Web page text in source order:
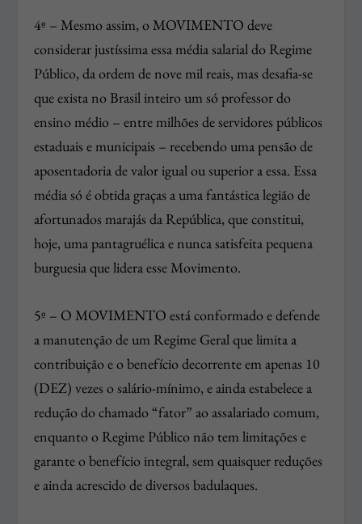
4º – Mesmo assim, o MOVIMENTO deve
considerar justíssima essa média salarial do Regime
Público, da ordem de nove mil reais, mas desafia-se
que exista no Brasil inteiro um só professor do
ensino médio – entre milhões de servidores públicos
estaduais e municipais – recebendo uma pensão de
aposentadoria de valor igual ou superior a essa. Essa
média só é obtida graças a uma fantástica legião de
afortunados marajás da República, que constitui,
hoje, uma pantagruélica e nunca satisfeita pequena
burguesia que lidera esse Movimento.
5º – O MOVIMENTO está conformado e defende
a manutenção de um Regime Geral que limita a
contribuição e o benefício decorrente em apenas 10
(DEZ) vezes o salário-mínimo, e ainda estabelece a
redução do chamado “fator” ao assalariado comum,
enquanto o Regime Público não tem limitações e
garante o benefício integral, sem quaisquer reduções
e ainda acrescido de diversos badulaques.